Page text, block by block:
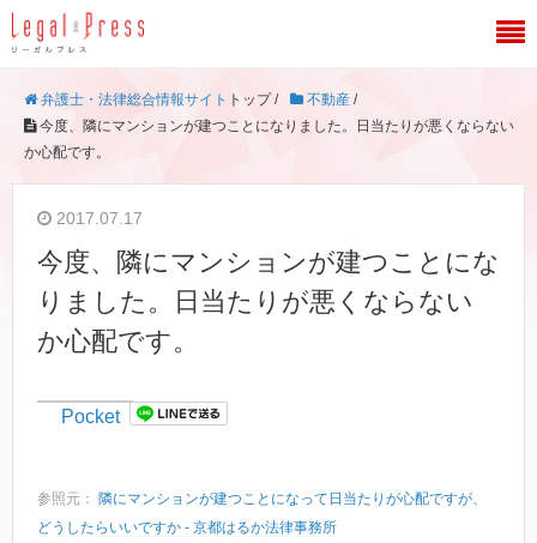
弁護士・法律総合情報サイト トップ / 不動産 /
今度、隣にマンションが建つことになりました。日当たりが悪くならない
か心配です。
2017.07.17
今度、隣にマンションが建つことにな
りました。日当たりが悪くならない
か心配です。
Pocket
参照元： 隣にマンションが建つことになって日当たりが心配ですが、
どうしたらいいですか - 京都はるか法律事務所